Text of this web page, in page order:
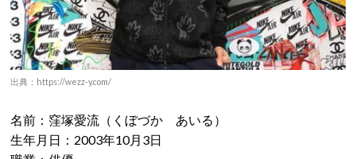
出典：https://wezz-y.com/
名前：窪塚愛流（くぼづか あいる）
生年月日：2003年10月3日